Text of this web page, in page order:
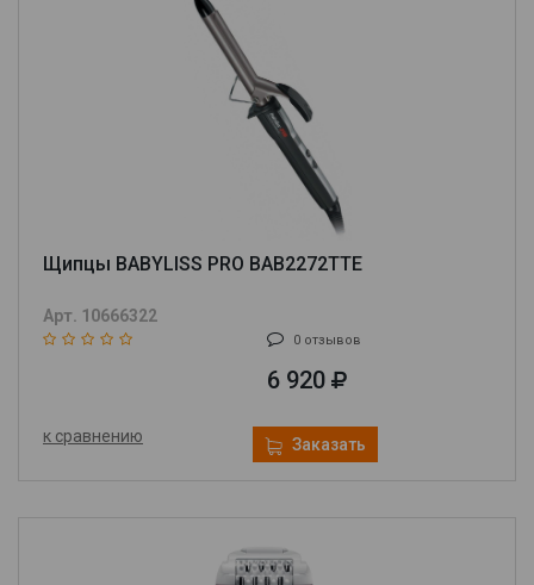
Щипцы BABYLISS PRO BAB2272TTE
Арт. 10666322
0 отзывов
6 920
к сравнению Заказать